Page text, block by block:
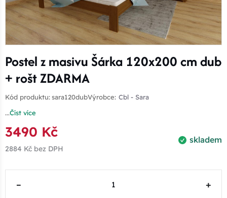
Postel z masivu Šárka 120x200 cm dub
+ rošt ZDARMA
Kód produktu:sara120dubVýrobce: Cbl - Sara
...Číst více
skladem
3490 Kč
2884 Kč bez DPH
– +